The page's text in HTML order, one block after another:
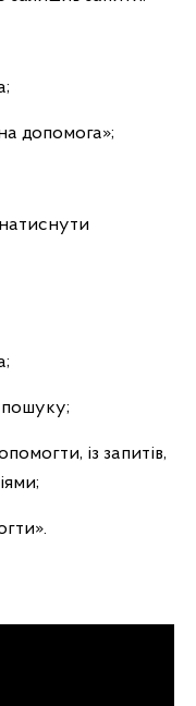
допомога»;
пошуку;
із запитів,